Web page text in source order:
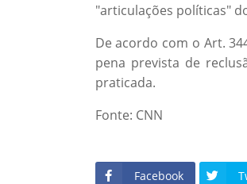
"articulações políticas"
De acordo com o Art.
pena prevista de
praticada.
Fonte: CNN
Facebook